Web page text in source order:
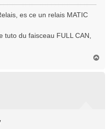
es ce un relais MATIC
tuto du faisceau FULL CAN,